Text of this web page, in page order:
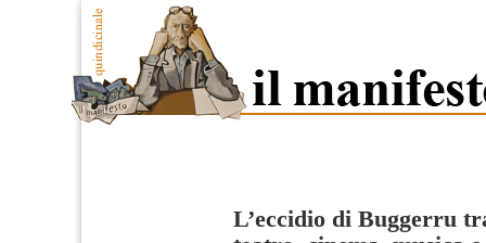
L’eccidio di Buggerru